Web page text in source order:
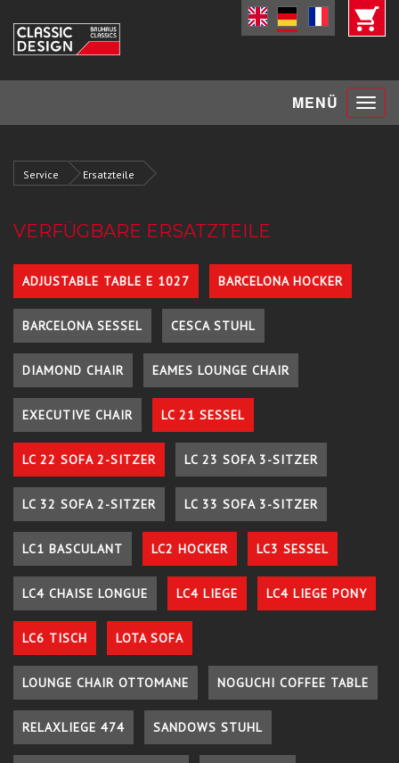
MENÜ Toggle
Service Ersatzteile
VERFÜGBARE ERSATZTEILE
ADJUSTABLE TABLE E 1027 BARCELONA HOCKER
BARCELONA SESSEL CESCA STUHL
DIAMOND CHAIR EAMES LOUNGE CHAIR
EXECUTIVE CHAIR LC 21 SESSEL
LC 22 SOFA 2-SITZER LC 23 SOFA 3-SITZER
LC 32 SOFA 2-SITZER LC 33 SOFA 3-SITZER
LC1 BASCULANT LC2 HOCKER LC3 SESSEL
LC4 CHAISE LONGUE LC4 LIEGE LC4 LIEGE PONY
LC6 TISCH LOTA SOFA
LOUNGE CHAIR OTTOMANE NOGUCHI COFFEE TABLE
RELAXLIEGE 474 SANDOWS STUHL